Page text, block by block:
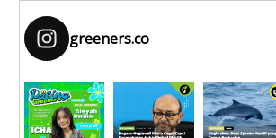
greeners.co